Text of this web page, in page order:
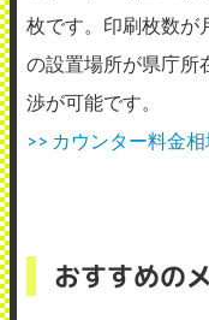
枚です。印刷枚数が
の設置場所が県庁所
渉が可能です。
>> カウンター料金
おすすめの